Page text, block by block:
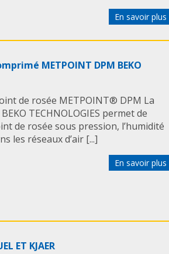
En savoir plus
METPOINT DPM BEKO
de rosée METPOINT® DPM La
TECHNOLOGIES permet de
de rosée sous pression, l’humidité
les réseaux d’air [...]
En savoir plus
ET KJAER